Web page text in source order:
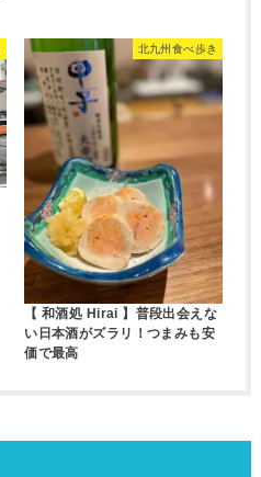
北九州食べ歩き
【 和酒処 Hirai 】普段出会えな
い日本酒がズラリ！つまみも安
価で最高